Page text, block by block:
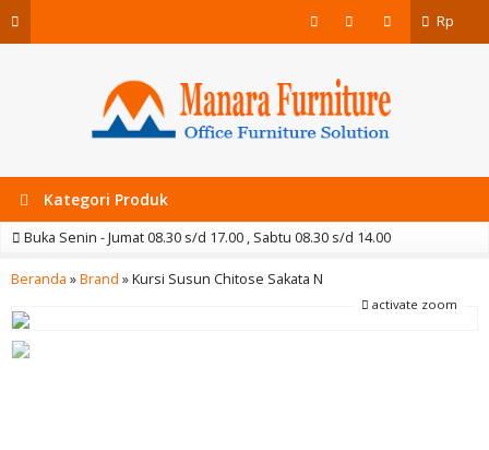
Rp
Kategori Produk
Buka Senin - Jumat 08.30 s/d 17.00 , Sabtu 08.30 s/d 14.00
Beranda »Brand »Kursi Susun Chitose Sakata N
activate zoom